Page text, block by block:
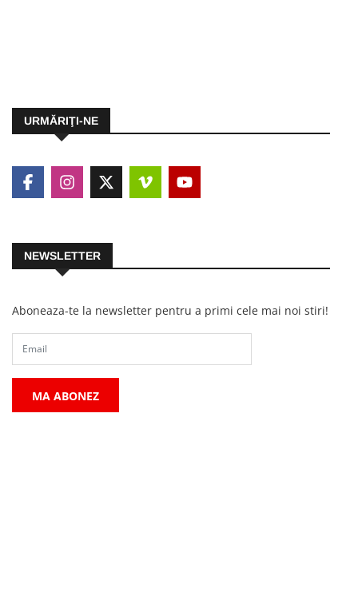
URMĂRIŢI-NE
NEWSLETTER
Aboneaza-te la newsletter pentru a primi cele mai noi stiri!
MA ABONEZ